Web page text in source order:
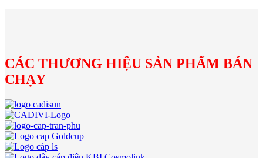
CÁC THƯƠNG HIỆU SẢN PHẨM BÁN
CHẠY